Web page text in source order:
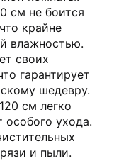
см не боится
крайне
влажностью.
своих
гарантирует
шедевру.
см легко
особого ухода.
и пыли.